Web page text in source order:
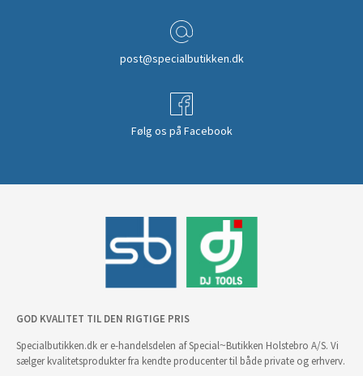
post@specialbutikken.dk
Følg os på Facebook
GOD KVALITET TIL DEN RIGTIGE PRIS
Specialbutikken.dk er e-handelsdelen af Special~Butikken Holstebro A/S. Vi
sælger kvalitetsprodukter fra kendte producenter til både private og erhverv.